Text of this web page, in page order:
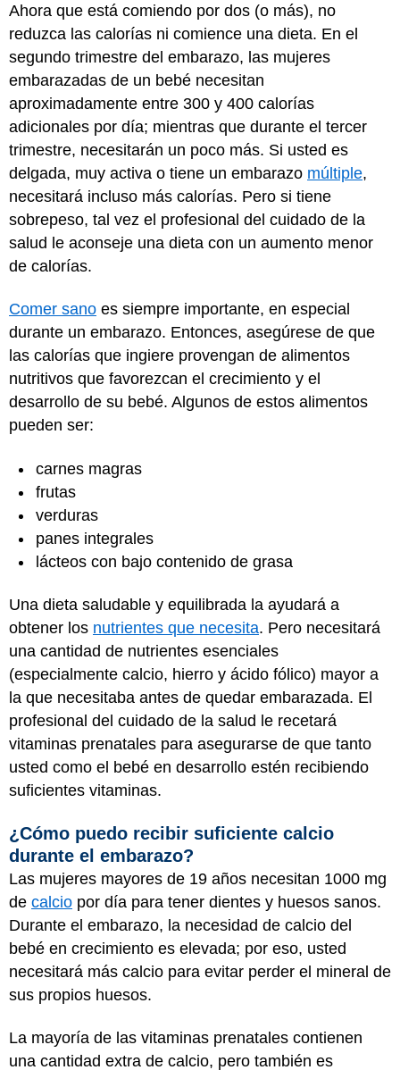
Ahora que está comiendo por dos (o más), no
reduzca las calorías ni comience una dieta. En el
segundo trimestre del embarazo, las mujeres
embarazadas de un bebé necesitan
aproximadamente entre 300 y 400 calorías
adicionales por día; mientras que durante el tercer
trimestre, necesitarán un poco más. Si usted es
delgada, muy activa o tiene un embarazo múltiple,
necesitará incluso más calorías. Pero si tiene
sobrepeso, tal vez el profesional del cuidado de la
salud le aconseje una dieta con un aumento menor
de calorías.
Comer sano es siempre importante, en especial
durante un embarazo. Entonces, asegúrese de que
las calorías que ingiere provengan de alimentos
nutritivos que favorezcan el crecimiento y el
desarrollo de su bebé. Algunos de estos alimentos
pueden ser:
carnes magras
frutas
verduras
panes integrales
lácteos con bajo contenido de grasa
Una dieta saludable y equilibrada la ayudará a
obtener los nutrientes que necesita. Pero necesitará
una cantidad de nutrientes esenciales
(especialmente calcio, hierro y ácido fólico) mayor a
la que necesitaba antes de quedar embarazada. El
profesional del cuidado de la salud le recetará
vitaminas prenatales para asegurarse de que tanto
usted como el bebé en desarrollo estén recibiendo
suficientes vitaminas.
¿Cómo puedo recibir suficiente calcio
durante el embarazo?
Las mujeres mayores de 19 años necesitan 1000 mg
de calcio por día para tener dientes y huesos sanos.
Durante el embarazo, la necesidad de calcio del
bebé en crecimiento es elevada; por eso, usted
necesitará más calcio para evitar perder el mineral de
sus propios huesos.
La mayoría de las vitaminas prenatales contienen
una cantidad extra de calcio, pero también es